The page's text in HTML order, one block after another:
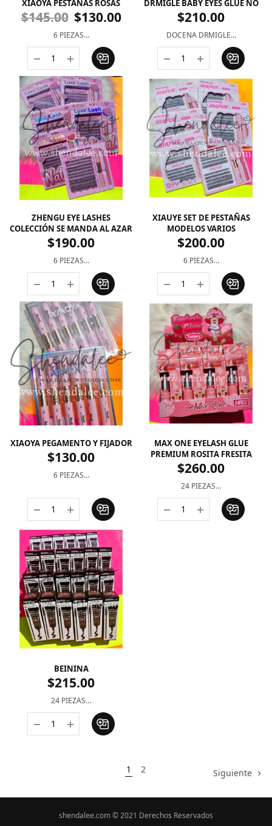
XIAOYA PESTAÑAS ROSAS
$145.00 $130.00
6 PIEZAS…
DRMIGLE BABY EYES GLUE NO
$210.00
DOCENA DRMIGLE…
ZHENGU EYE LASHES
COLECCIÓN SE MANDA AL AZAR
$190.00
6 PIEZAS…
XIAUYE SET DE PESTAÑAS
MODELOS VARIOS
$200.00
6 PIEZAS…
XIAOYA PEGAMENTO Y FIJADOR
$130.00
6 PIEZAS…
MAX ONE EYELASH GLUE
PREMIUM ROSITA FRESITA
$260.00
24 PIEZAS…
BEININA
$215.00
24 PIEZAS…
1 2 Siguiente
shendalee.com © 2021 Derechos Reservados